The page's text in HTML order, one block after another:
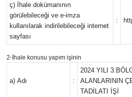
ç) İhale dokümanının
görülebileceği ve e-imza
kullanılarak indirilebileceği internet
sayfası
:
2-İhale konusu yapım işinin
a) Adı :
2024 YILI
ALANLARININ
TADİLATI İŞİ
Memur ve Kamu
Otomobil
Oyun